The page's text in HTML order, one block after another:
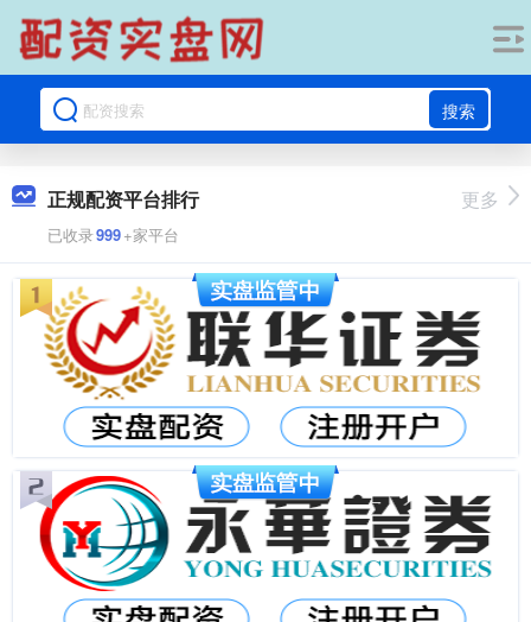
搜索
正规配资平台排行
已收录999+家平台
更多